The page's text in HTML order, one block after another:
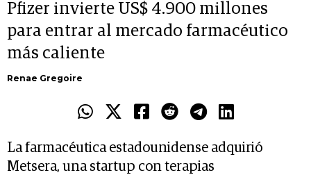
Pfizer invierte US$ 4.900 millones
para entrar al mercado farmacéutico
más caliente
Renae Gregoire
La farmacéutica estadounidense adquirió
Metsera, una startup con terapias